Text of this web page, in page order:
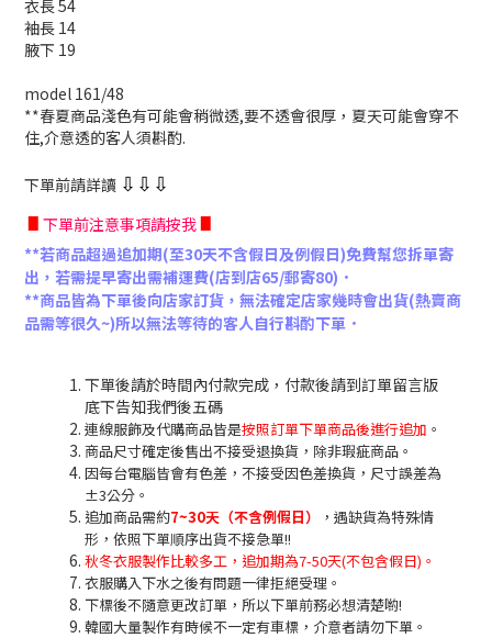
衣長 54
袖長 14
腋下 19
model 161/48
**春夏商品淺色有可能會稍微透,要不透會很厚，夏天可能會穿不
住,介意透的客人須斟酌.
下單前請詳讀 ⇩ ⇩ ⇩
∎ 下單前注意事項請按我∎
**若商品超過追加期(至30天不含假日及例假日)免費幫您拆單寄
出，若需提早寄出需補運費(店到店65/郵寄80)．
**商品皆為下單後向店家訂貨，無法確定店家幾時會出貨(熱賣商
品需等很久~)所以無法等待的客人自行斟酌下單．
下單後請於時間內付款完成，付款後請到訂單留言版
底下告知我們後五碼
連線服飾及代購商品皆是按照訂單下單商品後進行追加 。
商品尺寸確定後售出不接受退換貨，除非瑕疵商品。
因每台電腦皆會有色差，不接受因色差換貨，尺寸誤差為
±3公分。
追加商品需約7~30天（不含例假日）
，遇缺貨為特殊情
形，依照下單順序出貨不接急單!!
秋冬衣服製作比較多工，追加期為7-50天(不包含假日)。
衣服購入下水之後有問題一律拒絕受理。
下標後不隨意更改訂單，所以下單前務必想清楚喲!
韓國大量製作有時候不一定有車標，介意者請勿下單。